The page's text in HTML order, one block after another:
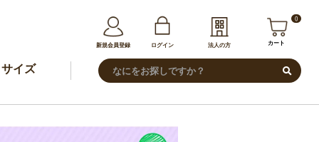
新規会員登録 ログイン 法人の方
0
カート
サイズ